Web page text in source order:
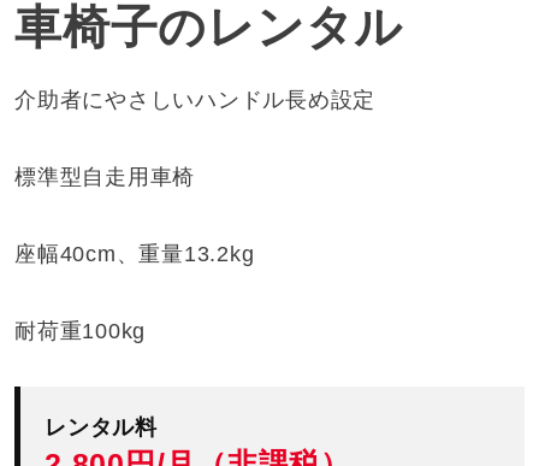
車椅子のレンタル
介助者にやさしいハンドル長め設定
標準型自走用車椅
座幅40cm、重量13.2kg
耐荷重100kg
レンタル料